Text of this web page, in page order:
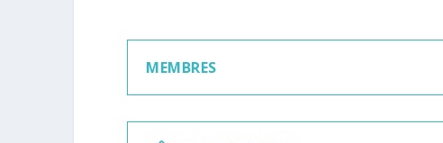
MEMBRES